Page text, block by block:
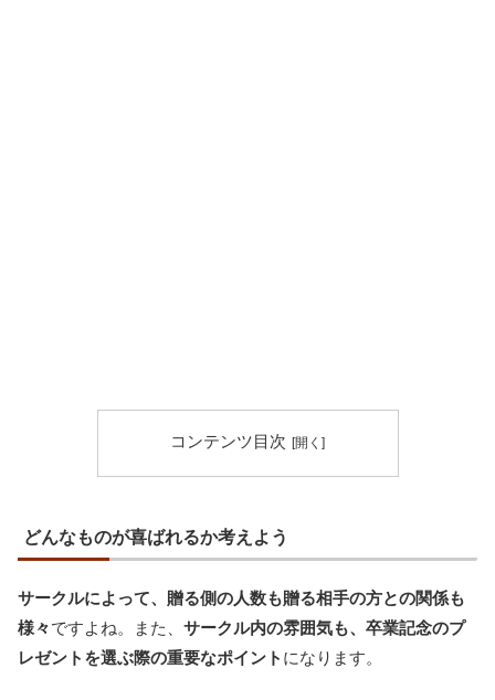
コンテンツ目次
どんなものが喜ばれるか考えよう
サークルによって、贈る側の人数も贈る相手の方との関係も
様々ですよね。また、 サークル内の雰囲気も、卒業記念のプ
レゼントを選ぶ際の重要なポイント になります。